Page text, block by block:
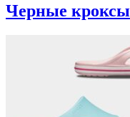
Черные кроксы